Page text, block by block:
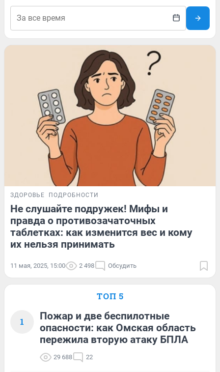
ЗДОРОВЬЕ ПОДРОБНОСТИ
Не слушайте подружек! Мифы и
правда о противозачаточных
таблетках: как изменится вес и кому
их нельзя принимать
11 мая, 2025, 15:00 2 498 Обсудить
ТОП 5
1
Пожар и две беспилотные
опасности: как Омская область
пережила вторую атаку БПЛА
29 688 22